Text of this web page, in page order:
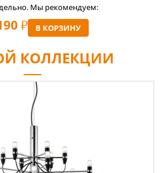
Мы рекомендуем:
РУБ В КОРЗИНУ
КОЛЛЕКЦИИ